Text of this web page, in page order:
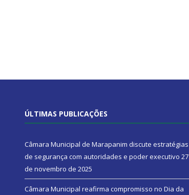
ÚLTIMAS PUBLICAÇÕES
Câmara Municipal de Marapanim discute estratégias
de segurança com autoridades e poder executivo 27
de novembro de 2025
Câmara Municipal reafirma compromisso no Dia da